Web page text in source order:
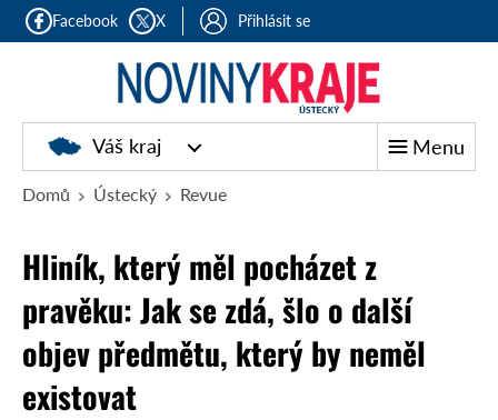
Facebook X Přihlásit se
Váš kraj Menu
Domů Ústecký Revue
Hliník, který měl pocházet z
pravěku: Jak se zdá, šlo o další
objev předmětu, který by neměl
existovat